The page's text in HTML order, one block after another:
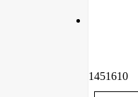
1451610